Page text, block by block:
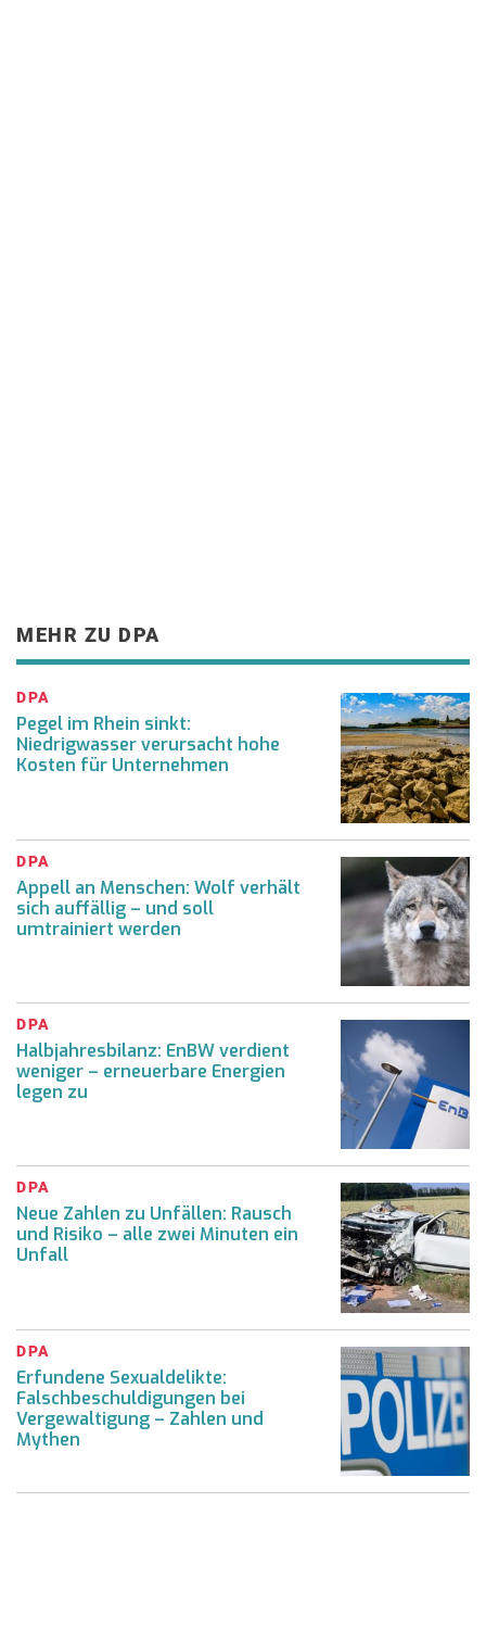
MEHR ZU DPA
DPA
Pegel im Rhein sinkt:
Niedrigwasser verursacht hohe
Kosten für Unternehmen
DPA
Appell an Menschen: Wolf verhält
sich auffällig – und soll
umtrainiert werden
DPA
Halbjahresbilanz: EnBW verdient
weniger – erneuerbare Energien
legen zu
DPA
Neue Zahlen zu Unfällen: Rausch
und Risiko – alle zwei Minuten ein
Unfall
DPA
Erfundene Sexualdelikte:
Falschbeschuldigungen bei
Vergewaltigung – Zahlen und
Mythen